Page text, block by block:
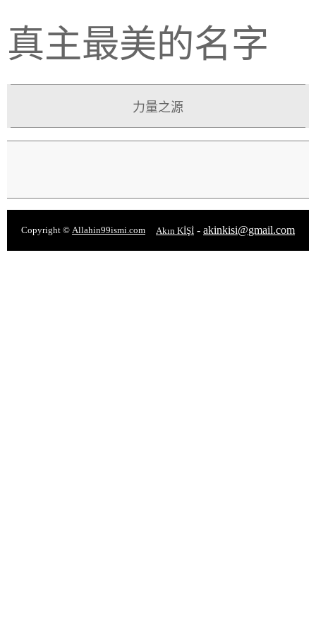
真主最美的名字
力量之源
Copyright © Allahin99ismi.com Akın KİŞİ - akinkisi@gmail.com